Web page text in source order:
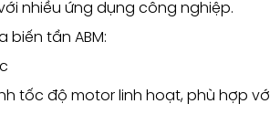
nhiều ứng dụng công nghiệp.
biến tần ABM:
tốc độ motor linh hoạt, phù hợp